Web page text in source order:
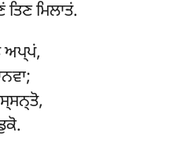
ਤਿਣ ਮਿਲਾਤਂ.
ਅਪ੍ਪਂ,